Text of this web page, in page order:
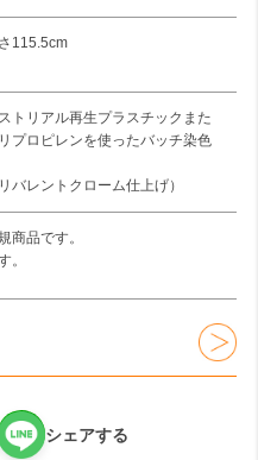
115.5cm
トリアル再生プラスチックまた
プロピレンを使ったバッチ染色
バレントクローム仕上げ）
商品です。
。
シェアする